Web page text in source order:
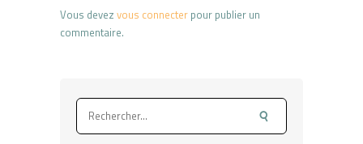
Vous devez vous connecter pour publier un
commentaire.
Rechercher :